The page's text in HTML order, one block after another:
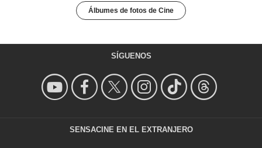
Álbumes de fotos de Cine
SÍGUENOS
SENSACINE EN EL EXTRANJERO